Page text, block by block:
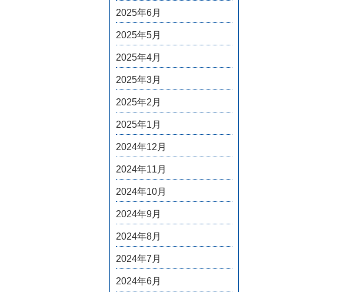
2025年6月
2025年5月
2025年4月
2025年3月
2025年2月
2025年1月
2024年12月
2024年11月
2024年10月
2024年9月
2024年8月
2024年7月
2024年6月